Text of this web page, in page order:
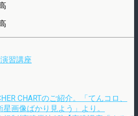
習講座
CHARTのご紹介。「てんコロ、
画像ばかり見よう」より。